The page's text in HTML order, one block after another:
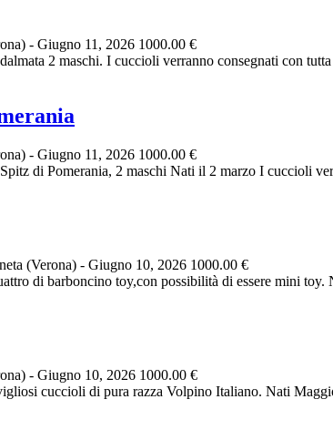
- Giugno 11, 2026 1000.00 €
2 maschi. I cuccioli verranno consegnati con
- Giugno 11, 2026 1000.00 €
di Pomerania, 2 maschi Nati il 2 marzo I cuccioli
(Verona) - Giugno 10, 2026 1000.00 €
di barboncino toy,con possibilità di essere mini
- Giugno 10, 2026 1000.00 €
cuccioli di pura razza Volpino Italiano. Nati